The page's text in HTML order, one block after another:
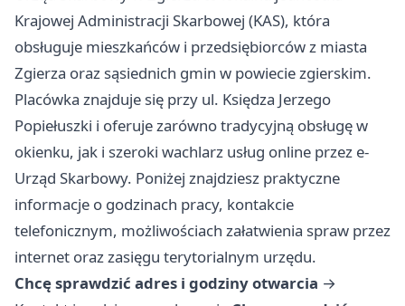
Krajowej Administracji Skarbowej (KAS), która
obsługuje mieszkańców i przedsiębiorców z miasta
Zgierza oraz sąsiednich gmin w powiecie zgierskim.
Placówka znajduje się przy ul. Księdza Jerzego
Popiełuszki i oferuje zarówno tradycyjną obsługę w
okienku, jak i szeroki wachlarz usług online przez e-
Urząd Skarbowy. Poniżej znajdziesz praktyczne
informacje o godzinach pracy, kontakcie
telefonicznym, możliwościach załatwienia spraw przez
internet oraz zasięgu terytorialnym urzędu.
Chcę sprawdzić adres i godziny otwarcia →